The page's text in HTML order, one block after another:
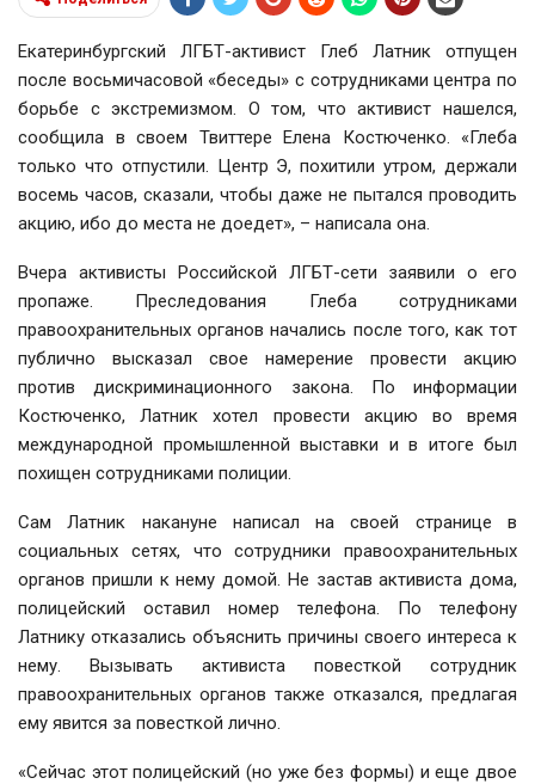
Екатеринбургский ЛГБТ-активист Глеб Латник отпущен
после восьмичасовой «беседы» с сотрудниками центра по
борьбе с экстремизмом. О том, что активист нашелся,
сообщила в своем Твиттере Елена Костюченко. «Глеба
только что отпустили. Центр Э, похитили утром, держали
восемь часов, сказали, чтобы даже не пытался проводить
акцию, ибо до места не доедет», – написала она.
Вчера активисты Российской ЛГБТ-сети заявили о его
пропаже. Преследования Глеба сотрудниками
правоохранительных органов начались после того, как тот
публично высказал свое намерение провести акцию
против дискриминационного закона. По информации
Костюченко, Латник хотел провести акцию во время
международной промышленной выставки и в итоге был
похищен сотрудниками полиции.
Сам Латник накануне написал на своей странице в
социальных сетях, что сотрудники правоохранительных
органов пришли к нему домой. Не застав активиста дома,
полицейский оставил номер телефона. По телефону
Латнику отказались объяснить причины своего интереса к
нему. Вызывать активиста повесткой сотрудник
правоохранительных органов также отказался, предлагая
ему явится за повесткой лично.
«Сейчас этот полицейский (но уже без формы) и еще двое